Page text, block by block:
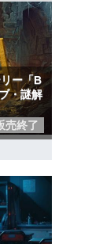
ー「B
・謎解
売終了